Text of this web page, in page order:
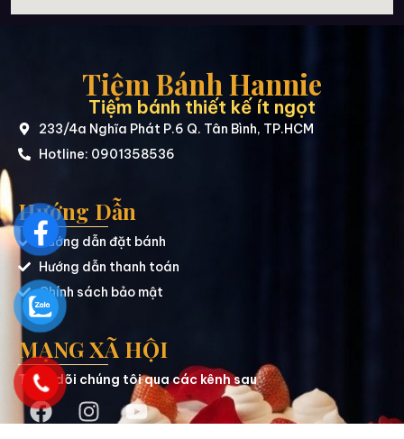
Tiệm Bánh Hannie
Tiệm bánh thiết kế ít ngọt
233/4a Nghĩa Phát P.6 Q. Tân Bình, TP.HCM
Hotline: 0901358536
Hướng Dẫn
Hướng dẫn đặt bánh
Hướng dẫn thanh toán
Chính sách bảo mật
MẠNG XÃ HỘI
Theo dõi chúng tôi qua các kênh sau